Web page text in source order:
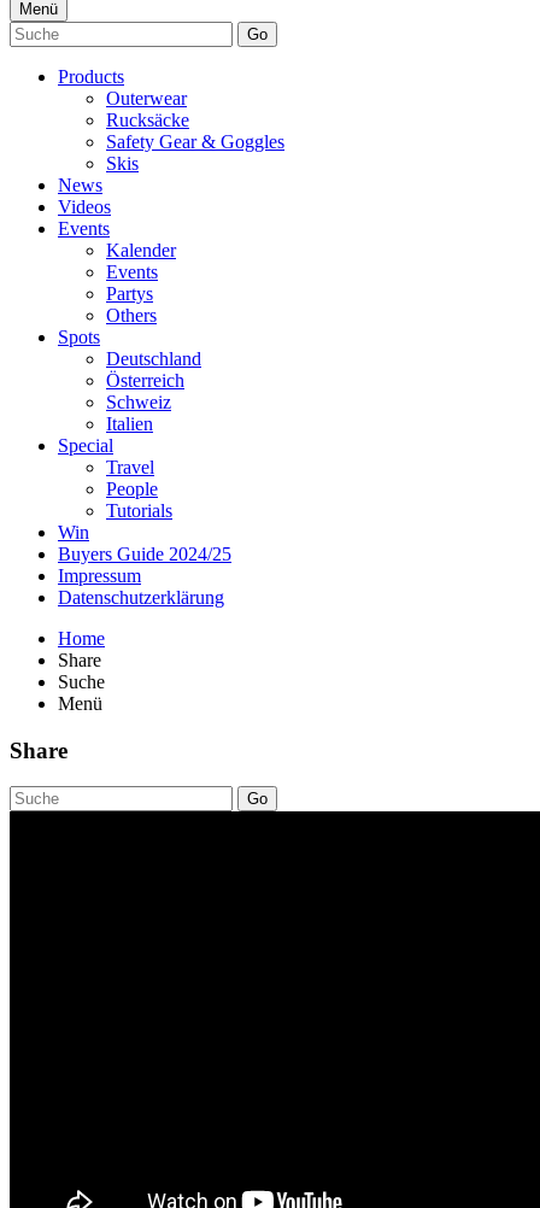
Menü
Go
Products
Outerwear
Rucksäcke
Safety Gear & Goggles
Skis
News
Videos
Events
Kalender
Events
Partys
Others
Spots
Deutschland
Österreich
Schweiz
Italien
Special
Travel
People
Tutorials
Win
Buyers Guide 2024/25
Impressum
Datenschutzerklärung
Home
Share
Suche
Menü
Share
Go